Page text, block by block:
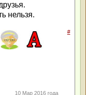
нельзя.
#
10 Мар 2016 года